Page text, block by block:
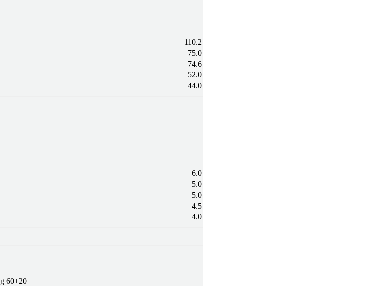
110.2
75.0
74.6
52.0
44.0
6.0
5.0
5.0
4.5
4.0
60+20